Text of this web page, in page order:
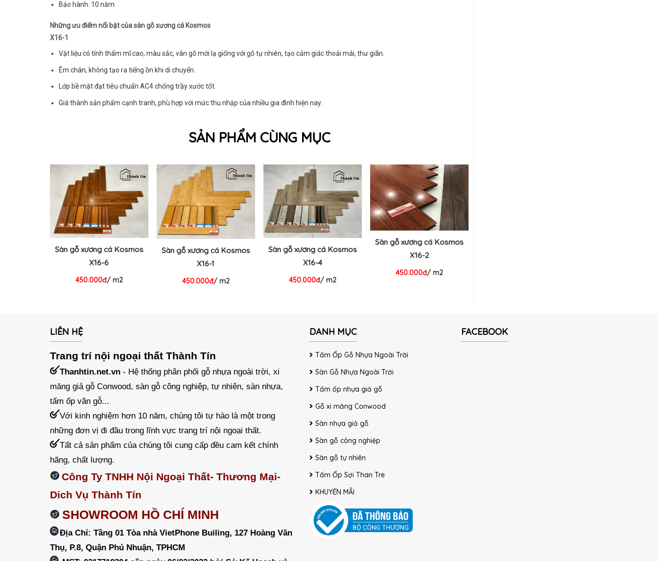
Bảo hành: 10 năm
Những ưu điểm nổi bật của sàn gỗ xương cá Kosmos
X16-1
Vật liệu có tính thẩm mĩ cao, màu sắc, vân gỗ mới lạ giống với gỗ tự nhiên, tạo cảm giác thoải mái, thư giãn.
Êm chân, không tạo ra tiếng ồn khi di chuyển.
Lớp bề mặt đạt tiêu chuẩn AC4 chống trầy xước tốt.
Giá thành sản phẩm cạnh tranh, phù hợp với mức thu nhập của nhiều gia đình hiện nay.
SẢN PHẨM CÙNG MỤC
Sàn gỗ xương cá Kosmos
X16-6
450.000đ/ m2
Sàn gỗ xương cá Kosmos
X16-1
450.000đ/ m2
Sàn gỗ xương cá Kosmos
X16-4
450.000đ/ m2
Sàn gỗ xương cá Kosmos
X16-2
450.000đ/ m2
LIÊN HỆ
Trang trí nội ngoại thất Thành Tín
Thanhtin.net.vn - Hệ thống phân phối gỗ nhựa ngoài trời, xi
măng giả gỗ Conwood, sàn gỗ công nghiệp, tự nhiên, sàn nhựa,
tấm ốp vân gỗ...
Với kinh nghiệm hơn 10 năm, chúng tôi tự hào là một trong
những đơn vị đi đầu trong lĩnh vực trang trí nội ngoại thất.
Tất cả sản phẩm của chúng tôi cung cấp đều cam kết chính
hãng, chất lượng.
Công Ty TNHH Nội Ngoại Thất- Thương Mại-
Dich Vụ Thành Tín
SHOWROOM HỒ CHÍ MINH
Địa Chỉ: Tầng 01 Tòa nhà VietPhone Builing, 127 Hoàng Văn
Thụ, P.8, Quận Phú Nhuận, TPHCM
DANH MỤC
Tấm Ốp Gỗ Nhựa Ngoài Trời
Sàn Gỗ Nhựa Ngoài Trời
Tấm ốp nhựa giả gỗ
Gỗ xi măng Conwood
Sàn nhựa giả gỗ
Sàn gỗ công nghiệp
Sàn gỗ tự nhiên
Tấm Ốp Sợi Than Tre
KHUYẾN MÃI
FACEBOOK